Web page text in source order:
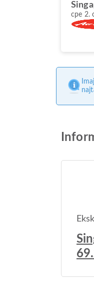
сре 2.